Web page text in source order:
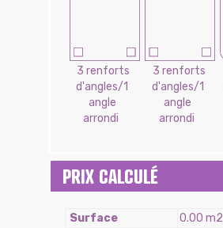
3 renforts
d'angles/1
angle
arrondi
3 renforts
d'angles/1
angle
arrondi
PRIX CALCULÉ
Surface
0.00 m2